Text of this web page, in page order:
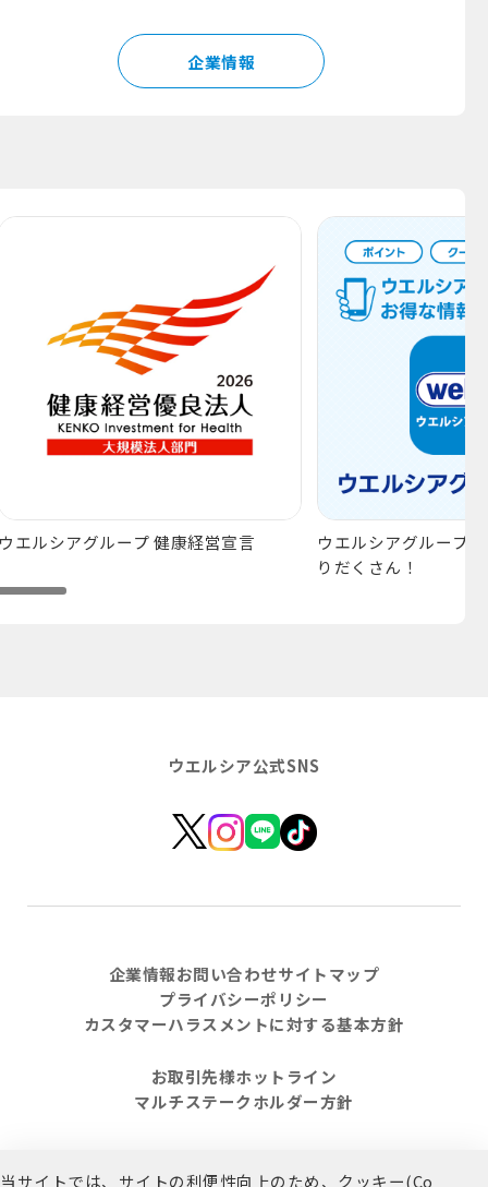
当サイトでは、サイトの利便性向上のため、クッキー(Co
企業情報
エルシアグループ 健康経営宣言
ウエルシアグループ
りだくさん！
ウエルシア公式SNS
企業情報お問い合わせサイトマップ
プライバシーポリシー
カスタマーハラスメントに対する基本方針
お取引先様ホットライン
マルチステークホルダー方針